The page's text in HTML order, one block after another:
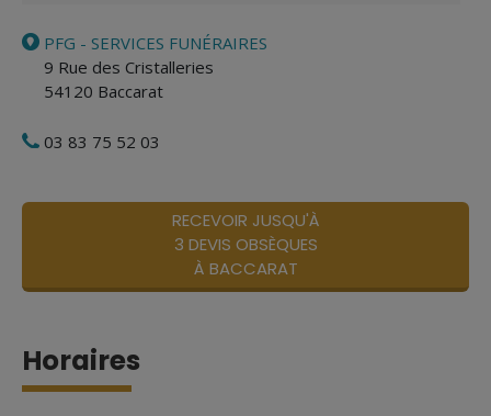
PFG - SERVICES FUNÉRAIRES
9 Rue des Cristalleries
54120 Baccarat
03 83 75 52 03
RECEVOIR JUSQU'À
3 DEVIS OBSÈQUES
À BACCARAT
Horaires